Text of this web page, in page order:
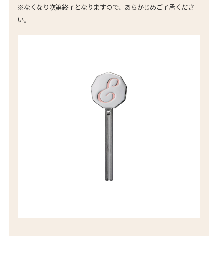
※なくなり次第終了となりますので、あらかじめご了承くださ
い。